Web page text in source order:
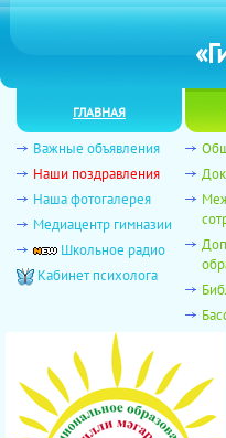
главная
Важные объявления
Наши поздравления
Наша фотогалерея
Медиацентр гимназии
Школьное радио
Кабинет психолога